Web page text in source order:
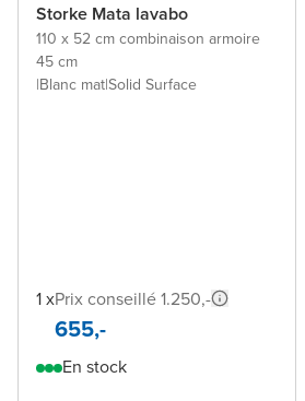
Storke Mata lavabo
110 x 52 cm combinaison armoire
45 cm
|Blanc mat|Solid Surface
1 xPrix conseillé 1.250,-
655,-
En stock